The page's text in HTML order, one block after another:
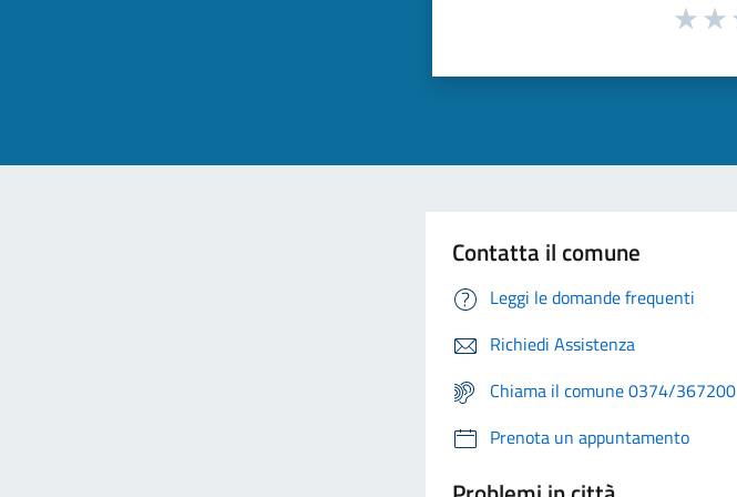
Contatta il comune
Leggi le domande frequenti
Richiedi Assistenza
Chiama il comune 0374/367200
Prenota un appuntamento